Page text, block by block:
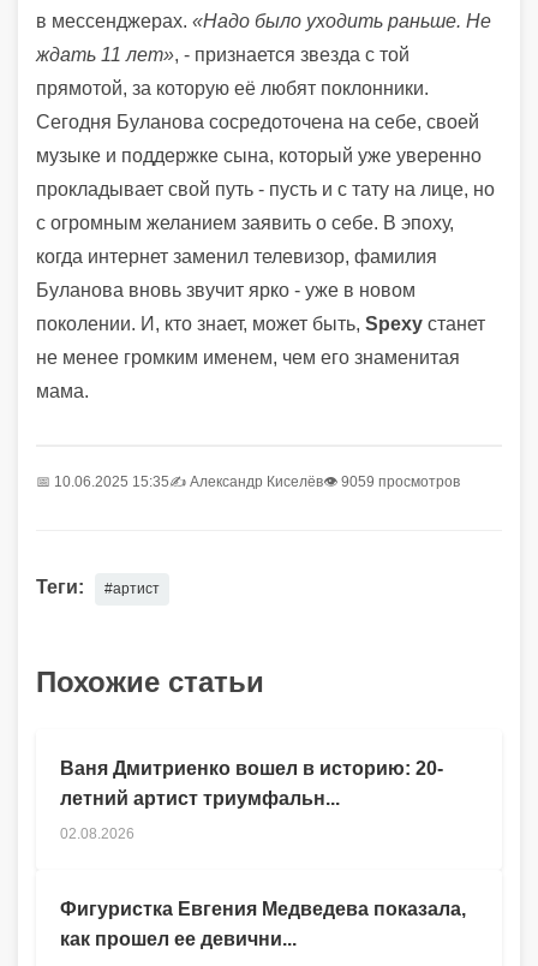
в мессенджерах. «Надо было уходить раньше. Не
ждать 11 лет», - признается звезда с той
прямотой, за которую её любят поклонники.
Сегодня Буланова сосредоточена на себе, своей
музыке и поддержке сына, который уже уверенно
прокладывает свой путь - пусть и с тату на лице, но
с огромным желанием заявить о себе. В эпоху,
когда интернет заменил телевизор, фамилия
Буланова вновь звучит ярко - уже в новом
поколении. И, кто знает, может быть, Spexy станет
не менее громким именем, чем его знаменитая
мама.
📅 10.06.2025 15:35✍️ Александр Киселёв👁 9059 просмотров
Теги: #артист
Похожие статьи
Ваня Дмитриенко вошел в историю: 20-
летний артист триумфальн...
02.08.2026
Фигуристка Евгения Медведева показала,
как прошел ее девични...